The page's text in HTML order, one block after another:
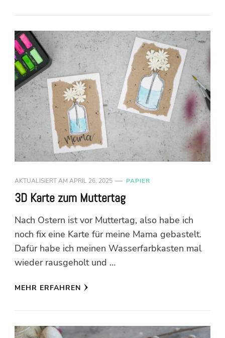
AKTUALISIERT AM APRIL 26, 2025 PAPIER
3D Karte zum Muttertag
Nach Ostern ist vor Muttertag, also habe ich
noch fix eine Karte für meine Mama gebastelt.
Dafür habe ich meinen Wasserfarbkasten mal
wieder rausgeholt und …
MEHR ERFAHREN